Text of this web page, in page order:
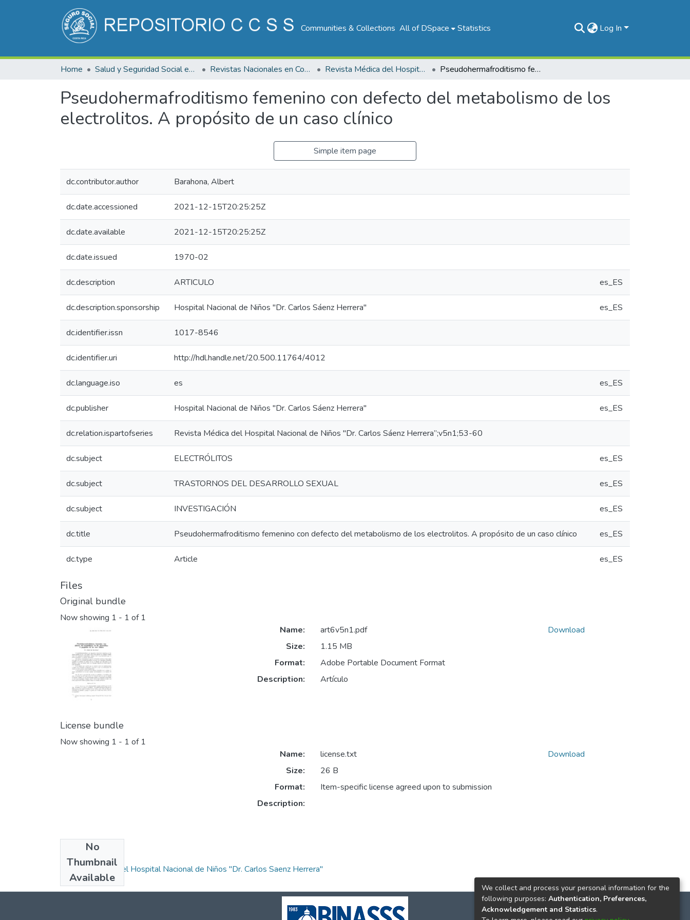
Communities & Collections All of DSpace Statistics Log In
Home Salud y Seguridad Social en Costa Rica Revistas Nacionales en Costa Rica Revista Médica del Hospital Nacional de Niños "Dr. Carlos Saenz Herrera" Pseudohermafroditismo femenino con defecto del metabolismo de los electrolitos. A propósito de un caso clínico
Pseudohermafroditismo femenino con defecto del metabolismo de los
electrolitos. A propósito de un caso clínico
Simple item page
dc.contributor.author Barahona, Albert
dc.date.accessioned 2021-12-15T20:25:25Z
dc.date.available 2021-12-15T20:25:25Z
dc.date.issued 1970-02
dc.description ARTICULO es_ES
dc.description.sponsorship Hospital Nacional de Niños "Dr. Carlos Sáenz Herrera" es_ES
dc.identifier.issn 1017-8546
dc.identifier.uri http://hdl.handle.net/20.500.11764/4012
dc.language.iso es es_ES
dc.publisher Hospital Nacional de Niños "Dr. Carlos Sáenz Herrera" es_ES
dc.relation.ispartofseries Revista Médica del Hospital Nacional de Niños "Dr. Carlos Sáenz Herrera”;v5n1;53-60
dc.subject ELECTRÓLITOS es_ES
dc.subject TRASTORNOS DEL DESARROLLO SEXUAL es_ES
dc.subject INVESTIGACIÓN es_ES
dc.title Pseudohermafroditismo femenino con defecto del metabolismo de los electrolitos. A propósito de un caso clínico es_ES
dc.type Article es_ES
Files
Original bundle
Now showing 1 - 1 of 1
Name:
art6v5n1.pdf
Size:
1.15 MB
Format:
Adobe Portable Document Format
Description:
Artículo
Download
License bundle
Now showing 1 - 1 of 1
No
Thumbnail
Available
Name:
license.txt
Size:
26 B
Format:
Item-specific license agreed upon to submission
Description:
Download
Collections
Revista Médica del Hospital Nacional de Niños "Dr. Carlos Saenz Herrera"
We collect and process your personal information for the
following purposes: Authentication, Preferences,
Acknowledgement and Statistics.